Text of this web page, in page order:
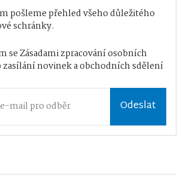
pošleme přehled všeho důležitého
schránky.
seZásadami zpracování osobních
zasílání novinek a obchodních sdělení
Odeslat